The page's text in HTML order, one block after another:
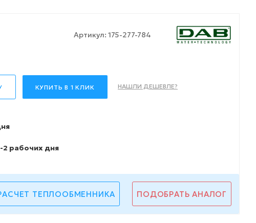
Артикул: 175-277-784
КУПИТЬ В 1 КЛИК НАШЛИ ДЕШЕВЛЕ?
2 рабочих дня
ТЕПЛООБМЕННИКА ПОДОБРАТЬ АНАЛОГ